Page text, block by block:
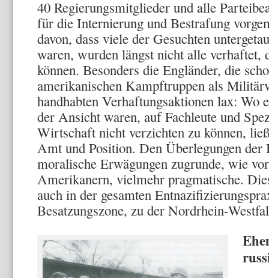
40 Regierungsmitglieder und alle
für die Internie­rung und Bestrafung
davon, dass viele der Ge­suchten
waren, wurden längst nicht alle verhaftet,
können. Besonders die Engländer, die
amerikanischen Kampftruppen als
handhabten Ver­haftungsaktionen lax: Wo
der Ansicht waren, auf Fach­leute und
Wirtschaft nicht verzichten zu können,
Amt und Position. Den Überlegungen der
moralische Erwägungen zugrunde, wie
Amerikanern, vielmehr pragmatische.
auch in der gesamten
Besatzungszone, zu der Nordrhein-